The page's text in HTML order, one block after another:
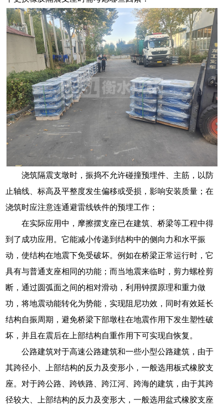
浇筑隔震支墩时，振捣不允许碰撞预埋件、主筋，以防
止轴线、标高及平整度发生偏移或受损，影响安装质量；在
浇筑时应注意连通避雷线铁件的预埋工作；
在实际应用中，摩擦摆支座已在建筑、桥梁等工程中得
到了成功应用。它能减小传递到结构中的侧向力和水平振
动，使结构在地震下免受破坏。例如在桥梁正常运行时，它
具有与普通支座相同的功能；而当地震来临时，剪力螺栓剪
断，通过圆弧面之间的相对滑动，利用钟摆原理和重力做
功，将地震动能转化为势能，实现阻尼功效，同时有效延长
结构自振周期，避免桥梁下部墩柱在地震作用下发生塑性破
坏，并且在震后在上部结构自重作用下可实现自恢复。
公路建筑对于高速公路建筑和一些小型公路建筑，由于
其跨径小、上部结构的反力及变形小，一般选用板式橡胶支
座。对于跨公路、跨铁路、跨江河、跨海的建筑，由于其跨
径较大、上部结构的反力及变形大，一般选用盆式橡胶支座